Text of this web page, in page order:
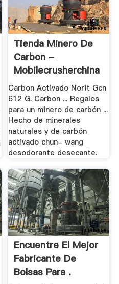
Tienda Minero De
Carbon -
Mobilecrusherchina
Carbon Activado Norit Gcn
612 G. Carbon ... Regalos
para un minero de carbón ...
Hecho de minerales
naturales y de carbón
activado chun- wang
desodorante desecante.
Encuentre El Mejor
Fabricante De
Bolsas Para .